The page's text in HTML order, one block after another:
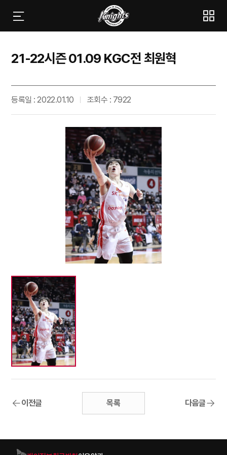
21-22시즌 01.09 KGC전 최원혁
등록일 : 2022.01.10 조회수 : 7922
이전글 목록 다음글